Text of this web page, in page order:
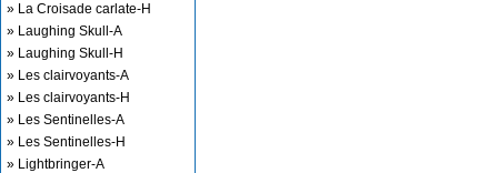
» La Croisade carlate-H
» Laughing Skull-A
» Laughing Skull-H
» Les clairvoyants-A
» Les clairvoyants-H
» Les Sentinelles-A
» Les Sentinelles-H
» Lightbringer-A